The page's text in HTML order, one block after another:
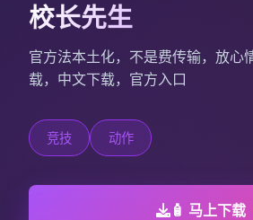
校长先生
官方法本土化，不是费传输，放心
载，中文下载，官方入口
竞技 动作
🧴 马上下载